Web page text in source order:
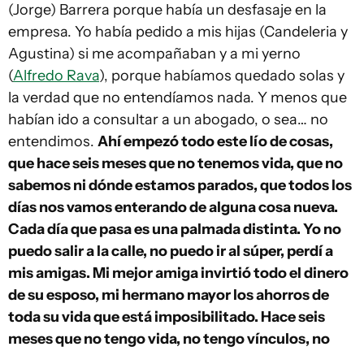
(Jorge) Barrera porque había un desfasaje en la
empresa. Yo había pedido a mis hijas (Candeleria y
Agustina) si me acompañaban y a mi yerno
(Alfredo Rava), porque habíamos quedado solas y
la verdad que no entendíamos nada. Y menos que
habían ido a consultar a un abogado, o sea… no
entendimos. Ahí empezó todo este lío de cosas,
que hace seis meses que no tenemos vida, que no
sabemos ni dónde estamos parados, que todos los
días nos vamos enterando de alguna cosa nueva.
Cada día que pasa es una palmada distinta. Yo no
puedo salir a la calle, no puedo ir al súper, perdí a
mis amigas. Mi mejor amiga invirtió todo el dinero
de su esposo, mi hermano mayor los ahorros de
toda su vida que está imposibilitado. Hace seis
meses que no tengo vida, no tengo vínculos, no